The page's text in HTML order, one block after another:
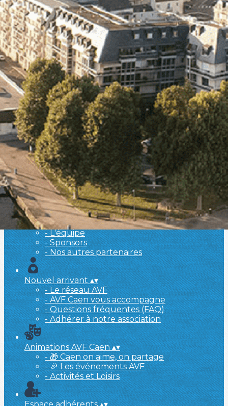
Exporter les lignes sélectionnées
Exporter toutes les colonnes
Exporter uniquement les colonnes affichées
Menu
<
>
- 🎁 Caen on aime, on partage
- 🎉 Les événements AVF
- Activités et Loisirs
Ajoutez un logo, un bouton, des réseaux sociaux
Cliquez pour éditer
L'association▴▾
- L'association
- Brochure
- L'équipe
- Sponsors
- Nos autres partenaires
Nouvel arrivant▴▾
- Le réseau AVF
- AVF Caen vous accompagne
- Questions fréquentes (FAQ)
- Adhérer à notre association
Animations AVF Caen▴▾
- 🎁 Caen on aime, on partage
- 🎉 Les événements AVF
- Activités et Loisirs